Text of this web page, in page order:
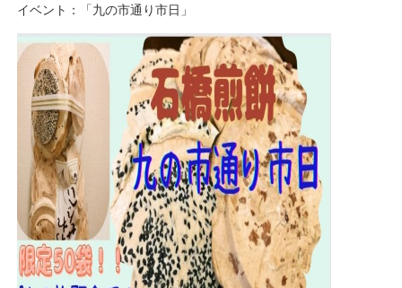
イベント：「九の市通り市日」